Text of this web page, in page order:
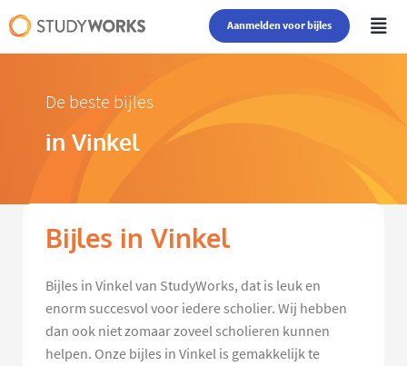
Aanmelden voor bijles
De beste bijles
in Vinkel
Bijles in Vinkel
Bijles in Vinkel van StudyWorks, dat is leuk en
enorm succesvol voor iedere scholier. Wij hebben
dan ook niet zomaar zoveel scholieren kunnen
helpen. Onze bijles in Vinkel is gemakkelijk te